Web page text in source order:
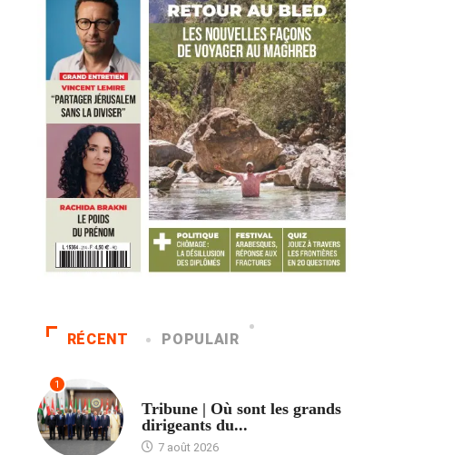
RÉCENT POPULAIR
1
Tribune | Où sont les grands
dirigeants du...
7 août 2026